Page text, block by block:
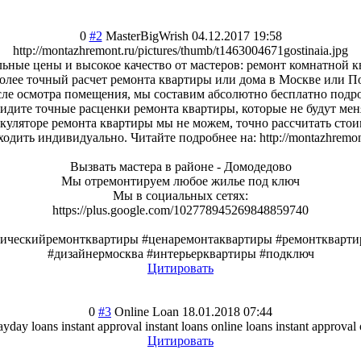
0 #2 MasterBigWrish 04.12.2017 19:58
http://montazhremont.ru/pictures/thumb/t1463004671gostinaia.jpg
цены и высокое качество от мастеров: ремонт комнатной
точный расчет ремонта квартиры или дома в Москве или
осмотра помещения, мы составим абсолютно бесплатно
точные расценки ремонта квартиры, которые не будут
ремонта квартиры мы не можем, точно рассчитать
индивидуально. Читайте подробнее на: http://
Вызвать мастера в районе - Домодедово
Мы отремонтируем любое жилье под ключ
Мы в социальных сетях:
https://plus.google.com/102778945269848859740
емонтквартиры #ценаремонтаквартиры
#дизайнермосква #интерьерквартиры #подключ
Цитировать
0 #3 Online Loan 18.01.2018 07:44
loans instant approval instant loans online loans instant approval
Цитировать